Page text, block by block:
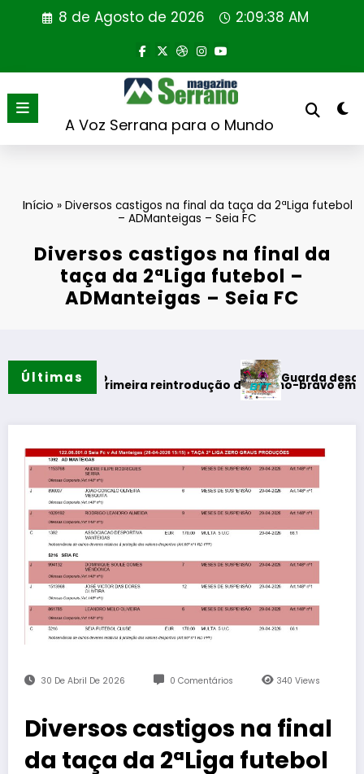
8 de Agosto de 2026 2:09:38 AM
A Voz Serrana para o Mundo
Início » Diversos castigos na final da taça da 2ªLiga futebol
– ADManteigas – Seia FC
Diversos castigos na final da
taça da 2ªLiga futebol –
ADManteigas – Seia FC
Últimas
verãoprimeira reintrodução de coelho-bravo em área
Guarda desafia
30 De Abril De 2026 0 Comentários 340Views
Diversos castigos na final
da taça da 2ªLiga futebol